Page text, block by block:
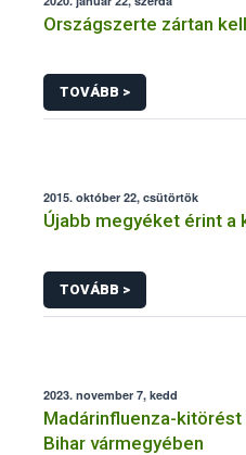
Országszerte zártan
TOVÁBB >
2015. október 22, csütörtök
Újabb megyéket érint a
TOVÁBB >
2023. november 7, kedd
Madárinfluenza-
Bihar vármegyében